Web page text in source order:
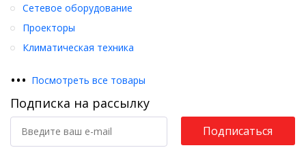
Сетевое оборудование
Проекторы
Климатическая техника
••• Посмотреть все товары
Подписка на рассылку
Подписаться